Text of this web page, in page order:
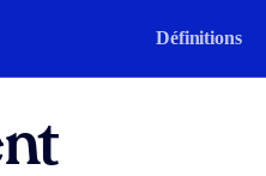
Définitions